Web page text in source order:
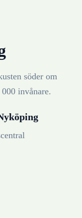
söder om
invånare.